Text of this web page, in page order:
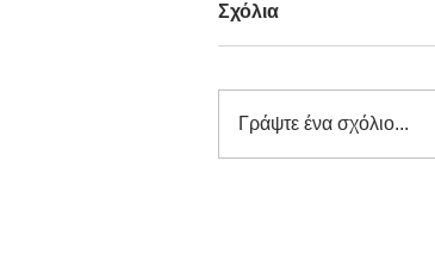
Σχόλια
Γράψτε ένα σχόλιο...